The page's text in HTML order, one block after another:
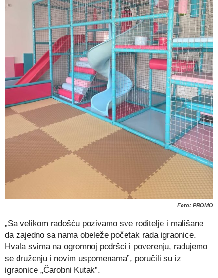
Foto: PROMO
„Sa velikom radošću pozivamo sve roditelje i mališane
da zajedno sa nama obeleže početak rada igraonice.
Hvala svima na ogromnoj podršci i poverenju, radujemo
se druženju i novim uspomenama”, poručili su iz
igraonice „Čarobni Kutak”.